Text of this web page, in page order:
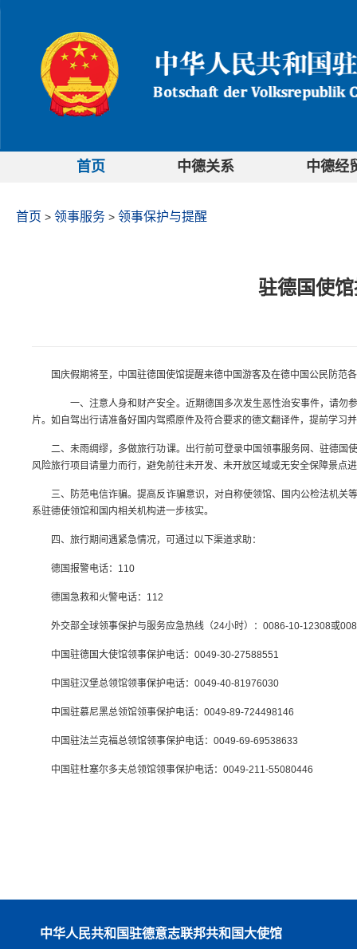
首页 中德关系 中德经
首页 > 领事服务 > 领事保护与提醒
驻德国使
国庆假期将至，中国驻德国使馆提醒来德中国游客及在德中国公民防范
一、注意人身和财产安全。近期德国多次发生恶性治安事件，请勿
片。如自驾出行请准备好国内驾照原件及符合要求的德文翻译件，提前学习
二、未雨绸缪，多做旅行功课。出行前可登录中国领事服务网、驻德
风险旅行项目请量力而行，避免前往未开发、未开放区域或无安全保障景点
三、防范电信诈骗。提高反诈骗意识，对自称使领馆、国内公检法机
系驻德使领馆和国内相关机构进一步核实。
四、旅行期间遇紧急情况，可通过以下渠道求助：
德国报警电话：110
德国急救和火警电话：112
外交部全球领事保护与服务应急热线（24小时）：0086-10-12308或
中国驻德国大使馆领事保护电话：0049-30-27588551
中国驻汉堡总领馆领事保护电话：0049-40-81976030
中国驻慕尼黑总领馆领事保护电话：0049-89-724498146
中国驻法兰克福总领馆领事保护电话：0049-69-69538633
中国驻杜塞尔多夫总领馆领事保护电话：0049-211-55080446
中华人民共和国驻德意志联邦共和国大使馆